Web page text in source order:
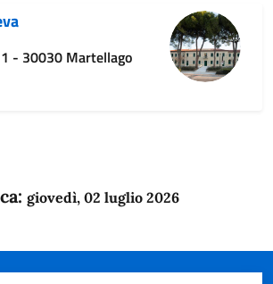
- 30030 Martellago
giovedì, 02 luglio 2026